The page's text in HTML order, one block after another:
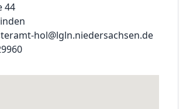
44
hol@lgln.niedersachsen.de